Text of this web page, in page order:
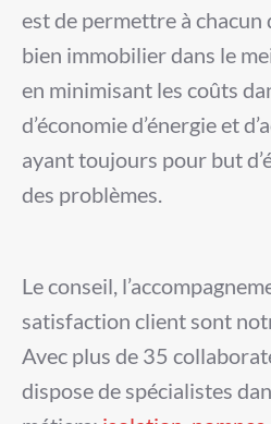
est de permettre à chacun
bien immobilierdans le
en minimisant les coûts
d’économie d’énergie et
ayant toujours pour but
des problèmes.
Le conseil,
satisfaction client sont
Avec plus de 35
dispose de spécialistes